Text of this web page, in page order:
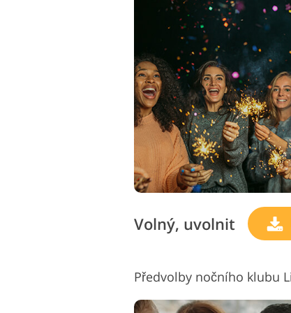
Volný, uvolnit
Předvolby nočního klubu